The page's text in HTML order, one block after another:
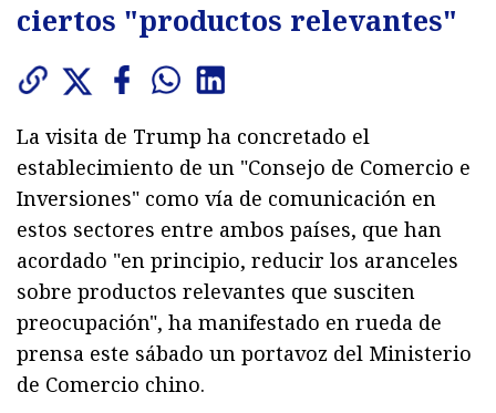
ciertos "productos relevantes"
La visita de Trump ha concretado el
establecimiento de un "Consejo de Comercio e
Inversiones" como vía de comunicación en
estos sectores entre ambos países, que han
acordado "en principio, reducir los aranceles
sobre productos relevantes que susciten
preocupación", ha manifestado en rueda de
prensa este sábado un portavoz del Ministerio
de Comercio chino.